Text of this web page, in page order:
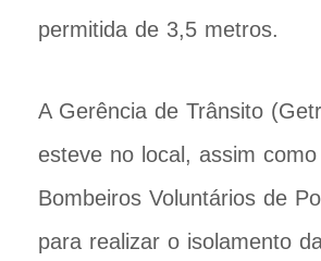
permitida de 3,5 metros.
A Gerência de Trânsito
esteve no local, assim
Bombeiros Voluntários de
para realizar o isolamento